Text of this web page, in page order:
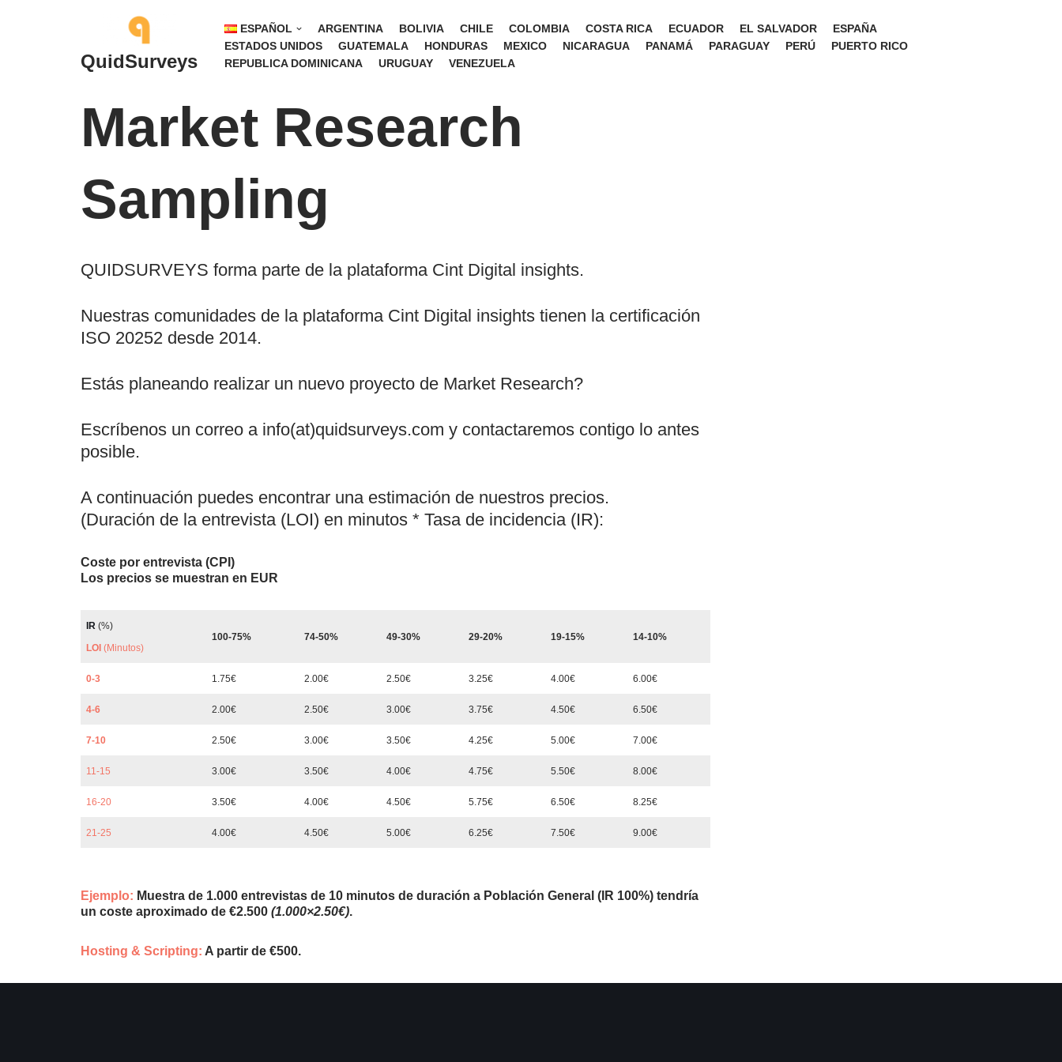
QuidSurveys
ESPAÑOL ARGENTINA BOLIVIA CHILE COLOMBIA COSTA RICA ECUADOR EL SALVADOR
ESPAÑA
ESTADOS UNIDOS
GUATEMALA HONDURAS MEXICO NICARAGUA PANAMÁ PARAGUAY PERÚ
PUERTO RICO
REPUBLICA DOMINICANA
URUGUAY VENEZUELA
Market Research
Sampling
QUIDSURVEYS forma parte de la plataforma Cint Digital insights.
Nuestras comunidades de la plataforma Cint Digital insights tienen la certificación
ISO 20252 desde 2014.
Estás planeando realizar un nuevo proyecto de Market Research?
Escríbenos un correo a info(at)quidsurveys.com y contactaremos contigo lo antes
posible.
A continuación puedes encontrar una estimación de nuestros precios.
(Duración de la entrevista (LOI) en minutos * Tasa de incidencia (IR):
Coste por entrevista (CPI)
Los precios se muestran en EUR
IR (%)
LOI (Minutos)
100-75% 74-50% 49-30% 29-20% 19-15% 14-10%
0-3 1.75€ 2.00€ 2.50€ 3.25€ 4.00€ 6.00€
4-6 2.00€ 2.50€ 3.00€ 3.75€ 4.50€ 6.50€
7-10 2.50€ 3.00€ 3.50€ 4.25€ 5.00€ 7.00€
11-15 3.00€ 3.50€ 4.00€ 4.75€ 5.50€ 8.00€
16-20 3.50€ 4.00€ 4.50€ 5.75€ 6.50€ 8.25€
21-25 4.00€ 4.50€ 5.00€ 6.25€ 7.50€ 9.00€
Ejemplo: Muestra de 1.000 entrevistas de 10 minutos de duración a Población General (IR 100%) tendría
un coste aproximado de €2.500 (1.000×2.50€).
Hosting & Scripting: A partir de €500.